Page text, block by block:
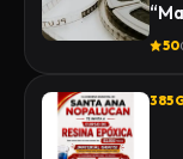
50
385